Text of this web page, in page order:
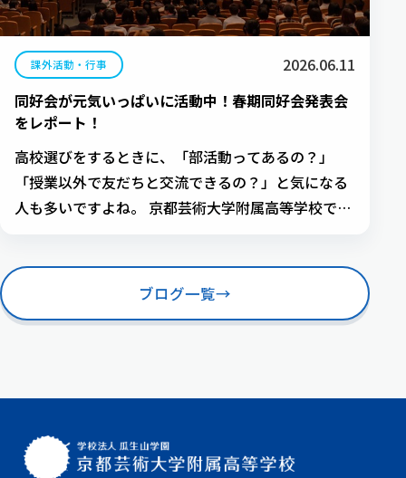
課外活動・行事
2026.06.11
同好会が元気いっぱいに活動中！春期同好会発表会
をレポート！
高校選びをするときに、「部活動ってあるの？」
「授業以外で友だちと交流できるの？」と気になる
人も多いですよね。 京都芸術大学附属高等学校で
たちで「同好会」をつくって活動しています。 今あ
ブログ一覧→